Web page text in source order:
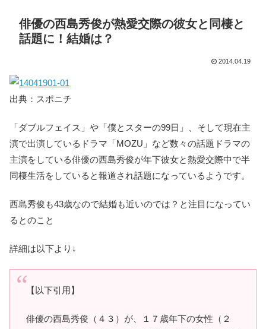
俳優の西島秀俊が熱愛交際の彼女と同棲と
話題に！結婚は？
2014.04.19
出典：スポニチ
「ダブルフェイス」や「僕とスターの99日」、そして現在主
演で出演しているドラマ「MOZU」など数々の話題ドラマの
主演をしている俳優の西島秀俊が年下彼女と熱愛交際中で半
同棲生活をしていると報道され話題になっているようです。
西島秀俊も43歳なので結婚も近いのでは？と注目になってい
るとのこと
詳細は以下より↓
【以下引用】
俳優の西島秀俊（４３）が、１７歳年下の女性（２